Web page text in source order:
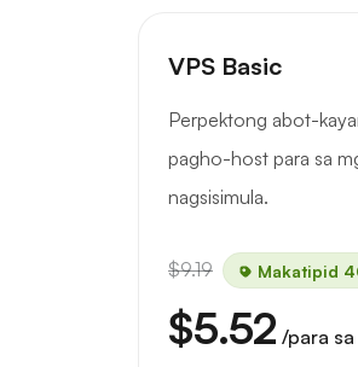
VPS Basic
Perpektong abot-
pagho-host para sa
nagsisimula.
$9.19 Makatipid
$5.52 /para sa